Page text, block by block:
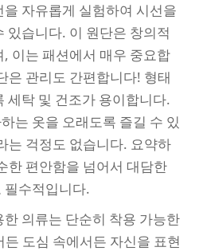
자유롭게 실험하여 시선을
있습니다. 이 원단은 창의적
이는 패션에서 매우 중요합
은 관리도 간편합니다! 형태
세탁 및 건조가 용이합니다.
는 옷을 오래도록 즐길 수 있
는 걱정도 없습니다. 요약하
한 편안함을 넘어서 대담한
필수적입니다.
의류는 단순히 착용 가능한
도심 속에서든 자신을 표현